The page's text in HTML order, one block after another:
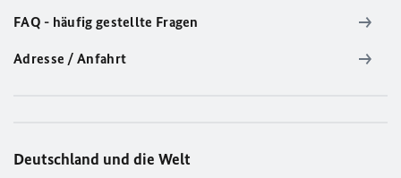
FAQ - häufig gestellte Fragen
Adresse / Anfahrt
Deutschland und die Welt